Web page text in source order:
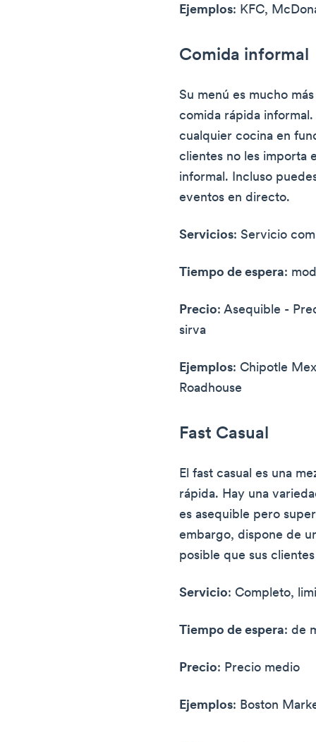
Ejemplos: KFC,
Comida informal
Su menú es mucho
comida rápida
cualquier cocina en
clientes no les importa
informal. Incluso
eventos en directo.
Servicios: Servicio
Tiempo de espera:
Precio: Asequible -
sirva
Ejemplos: Chipotle
Roadhouse
Fast Casual
El fast casual es una
rápida. Hay una
es asequible pero
embargo, dispone de
posible que sus
Servicio: Completo,
Tiempo de espera: de
Precio: Precio medio
Ejemplos: Boston